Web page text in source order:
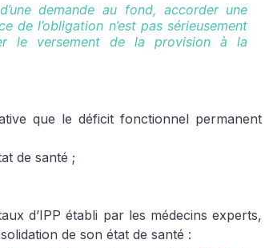
demande au fond, accorder une
de l’obligation n’est pas sérieusement
le versement de la provision à la
que le déficit fonctionnel permanent
de santé ;
d’IPP établi par les médecins experts,
de son état de santé :